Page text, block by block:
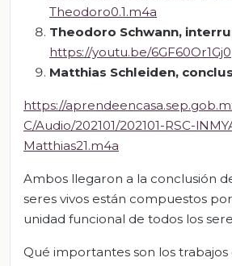
Theodoro0.1.m4a
Theodoro Schwann,
https://youtu.be/6GF60Or1Gj0
Matthias Schleiden,
https://
C/Audio/202101/202101-RSC-
Matthias21.m4a
Ambos llegaron a la conclusión
seres vivos están compuestos
unidad funcional de todos los
Qué importantes son los trabajos